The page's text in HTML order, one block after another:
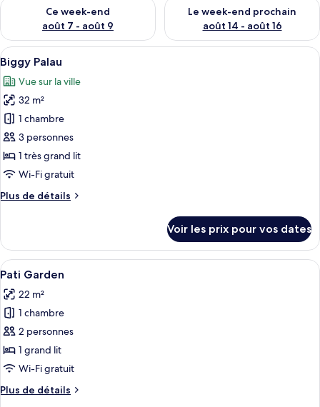
Ce week-end
août 7 - août 9
Le week-end prochain
août 14 - août 16
Afficher
toutes
les
photos
pour
ce
type
de
chambre :
Biggy
Une chambre d’hôtel moderne
6
Biggy Palau
Vue sur la ville
32 m²
1 chambre
3 personnes
1 très grand lit
Wi-Fi gratuit
Plus de détails
Plus
le
type
de
Biggy
Palau
Voir les prix pour vos dates
Afficher
toutes
les
photos
pour
ce
type
chambre :
Une chambre moderne avec un
4
Pati Garden
22 m²
1 chambre
2 personnes
1 grand lit
Wi-Fi gratuit
Plus de détails
Plus